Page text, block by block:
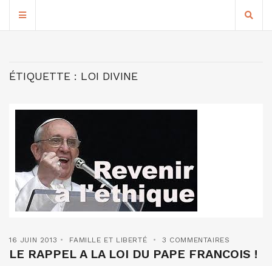
ÉTIQUETTE : LOI DIVINE
16 JUIN 2013 FAMILLE ET LIBERTÉ 3 COMMENTAIRES
LE RAPPEL A LA LOI DU PAPE FRANCOIS !